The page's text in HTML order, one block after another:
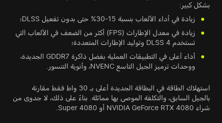
بشكل كبير:
زيادة في أداء الألعاب بنسبة 15-30% حتى بدون تفعيل DLSS؛
زيادة في معدل الإطارات (FPS) أكثر من الضعف في الألعاب التي
تستخدم DLSS 4 وتوليد الإطارات المتعددة؛
أداء أعلى في التطبيقات العملية بفضل ذاكرة GDDR7 الجديدة،
ووحدات ترميز الجيل التاسع NVENC، وأنوية التنسور.
استهلاك الطاقة في البطاقة الجديدة أعلى بـ 30 واط فقط مقارنة
بالجيل السابق، والتكلفة الموصى بها مماثلة. بناءً على ذلك، لا جدوى من
شراء NVIDIA GeForce RTX 4080 أو 4080 Super.